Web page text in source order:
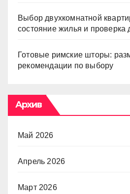
Выбор двухкомнатной
состояние жилья и проверка
Готовые римские шторы:
рекомендации по выбору
Архив
Май 2026
Апрель 2026
Март 2026